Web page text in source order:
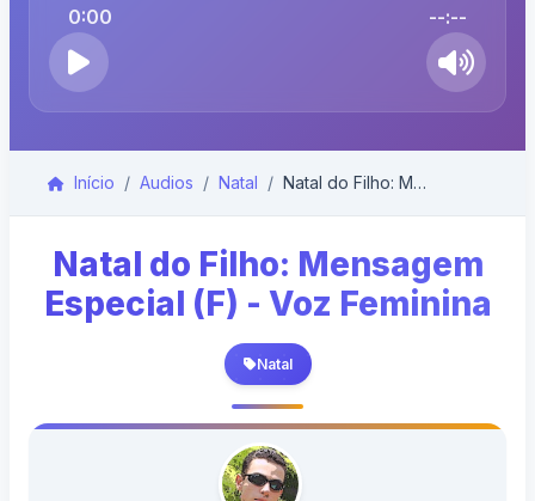
0:00 --:--
Início Audios Natal Natal do Filho: Mensagem Especial (F) - Voz Femini...
Natal do Filho: Mensagem
Especial (F) - Voz Feminina
Natal